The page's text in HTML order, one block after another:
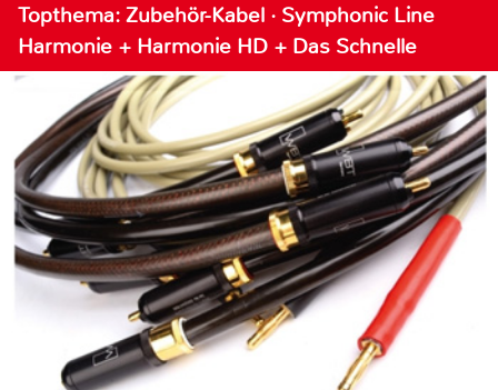
Topthema: Zubehör-Kabel · Symphonic Line
Harmonie + Harmonie HD + Das Schnelle